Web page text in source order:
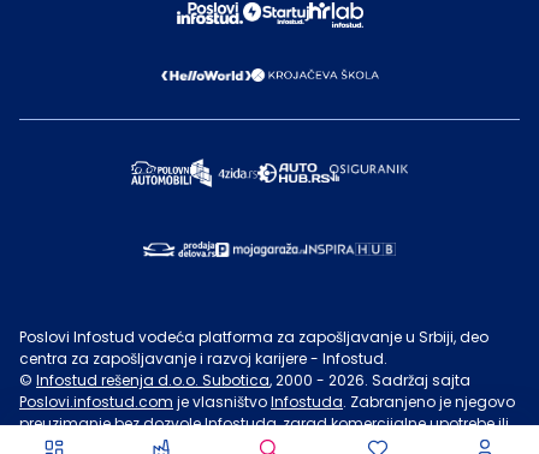
Poslovi Infostud vodeća platforma za zapošljavanje u Srbiji, deo
centra za zapošljavanje i razvoj karijere - Infostud.
© Infostud rešenja d.o.o. Subotica, 2000 - 2026. Sadržaj sajta
Poslovi.infostud.com je vlasništvoInfostuda. Zabranjeno je njegovo
preuzimanje bez dozvoleInfostuda, zarad komercijalne upotrebe ili
u druge svrhe, osim za lične potrebe posetilaca sajta.